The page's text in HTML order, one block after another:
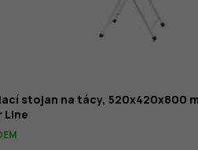
stojan na tácy, 520x420x800
Line